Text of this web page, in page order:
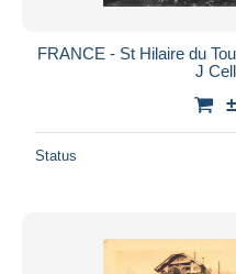
FRANCE - St Hilaire du
J
Status